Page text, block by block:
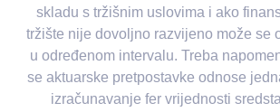
skladu s tržišnim uslovima i ako
tržište nije dovoljno razvijeno može se
u određenom intervalu. Treba
se aktuarske pretpostavke odnose
izračunavanje fer vrijednosti